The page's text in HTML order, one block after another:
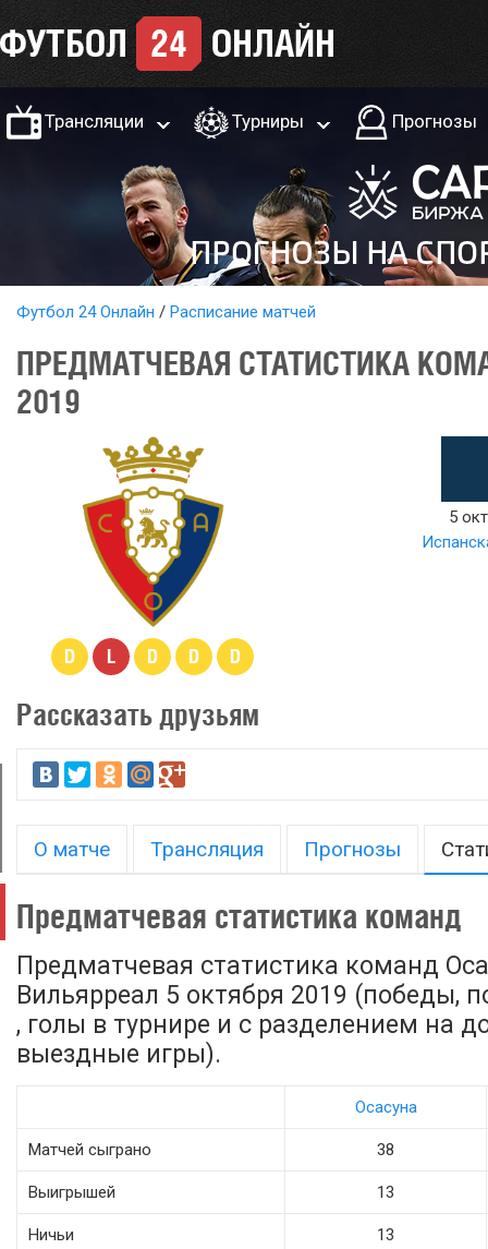
Трансляции Турниры Прогнозы
Футбол 24 Онлайн Расписание матчей
ПРЕДМАТЧЕВАЯ СТАТИСТИКА
2019
D L D D D
5
Рассказать друзьям
О матче Трансляция Прогнозы
Предматчевая статистика команд
Предматчевая статистика команд
Вильярреал 5 октября 2019 (победы,
, голы в турнире и с разделением на
выездные игры).
Осасуна
Матчей сыграно 38
Выигрышей 13
Ничьи 13